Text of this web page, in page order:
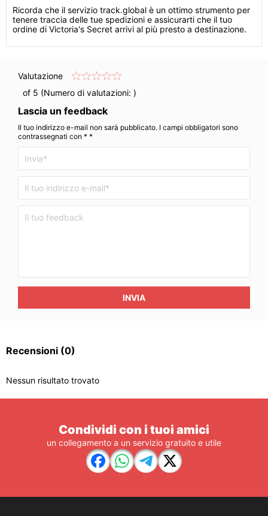
Ricorda che il servizio track.global è un ottimo strumento per
tenere traccia delle tue spedizioni e assicurarti che il tuo
ordine di Victoria's Secret arrivi al più presto a destinazione.
Valutazione
of 5 (Numero di valutazioni: )
Lascia un feedback
Il tuo indirizzo e-mail non sarà pubblicato. I campi obbligatori sono
contrassegnati con * *
INVIA
Recensioni (0)
Nessun risultato trovato
Condividi con i tuoi amici
un collegamento a un servizio gratuito e utile